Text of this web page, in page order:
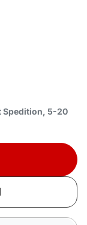
Spedition, 5-20